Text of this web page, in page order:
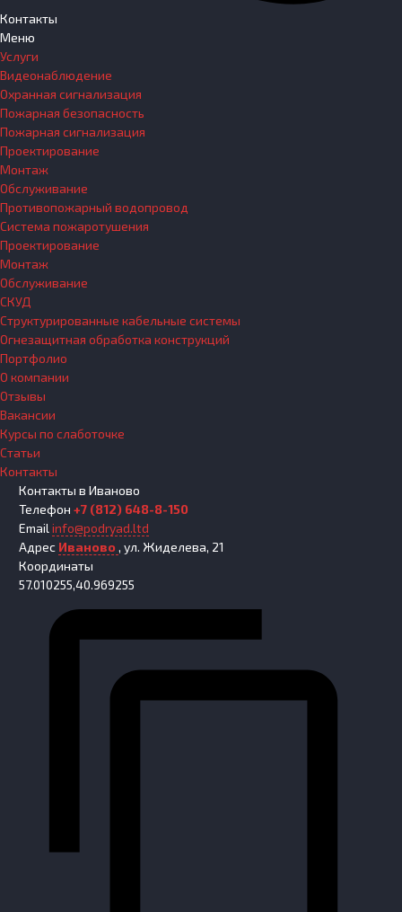
Контакты
Меню
Услуги
Видеонаблюдение
Охранная сигнализация
Пожарная безопасность
Пожарная сигнализация
Проектирование
Монтаж
Обслуживание
Противопожарный водопровод
Система пожаротушения
Проектирование
Монтаж
Обслуживание
СКУД
Структурированные кабельные системы
Огнезащитная обработка конструкций
Портфолио
О компании
Отзывы
Вакансии
Курсы по слаботочке
Статьи
Контакты
Контакты в Иваново
Телефон +7 (812) 648-8-150
Email info@podryad.ltd
Адрес Иваново, ул. Жиделева, 21
Координаты
57.010255,40.969255